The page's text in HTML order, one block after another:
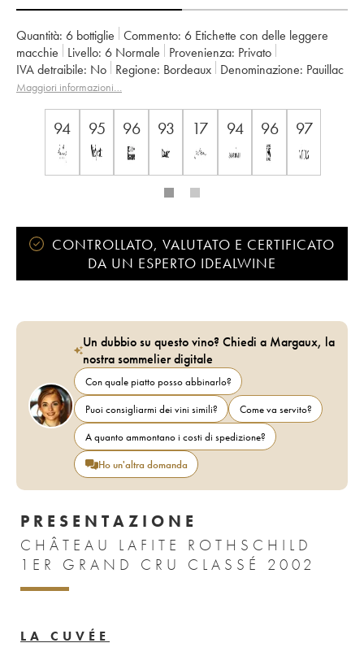
Quantità: 6 bottiglie Commento: 6 Etichette con delle leggere
macchie
Livello: 6 Normale Provenienza:
privato
IVA detraibile:
no Regione: Bordeaux Denominazione: Pauillac
Classificazione:
1er Grand Cru Classé
Maggiori informazioni…
94 95 96 93 17 94 96 97
CONTROLLATO, VALUTATO E CERTIFICATO
DA UN ESPERTO IDEALWINE
Un dubbio su questo vino? Chiedi a Margaux, la
nostra sommelier digitale
Con quale piatto posso abbinarlo?
Puoi consigliarmi dei vini simili?
Come va servito?
A quanto ammontano i costi di spedizione?
Ho un'altra domanda
PRESENTAZIONE
CHÂTEAU LAFITE ROTHSCHILD
1ER GRAND CRU CLASSÉ 2002
LA CUVÉE